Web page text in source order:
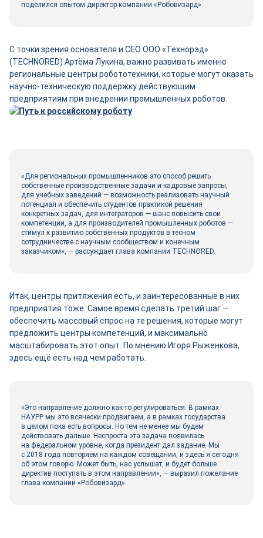
поделился опытом директор компании «Робовизард».
С точки зрения основателя и СЕО ООО «Технорэд»
(TECHNORED) Артёма Лукина, важно развивать именно
региональные центры робототехники, которые могут оказать
научно-­техническую поддержку действующим
предприятиям при внедрении промышленных роботов.
«Для региональных промышленников это способ решить
собственные производственные задачи и кадровые запросы,
для учебных заведений — возможность реализовать научный
потенциал и обеспечить студентов практикой решения
конкретных задач, для интеграторов — шанс повысить свои
компетенции, а для производителей промышленных роботов —
стимул к развитию собственных продуктов в тесном
сотрудничестве с научным сообществом и конечным
заказчиком», — рассуждает глава компании TECHNORED.
Итак, центры притяжения есть, и заинтересованные в них
предприятия тоже. Самое время сделать третий шаг —
обеспечить массовый спрос на те решения, которые могут
предложить центры компетенций, и максимально
масштабировать этот опыт. По мнению Игоря Рыженкова,
здесь ещё есть над чем работать.
«Это направление должно как‑то регулироваться. В рамках
НАУРР мы это всячески продвигаем, а в рамках государства
в целом пока есть вопросы. Но тем не менее мы будем
действовать дальше. Неспроста эта задача появилась
на федеральном уровне, когда президент дал задание. Мы
с 2018 года повторяем на каждом совещании, и здесь я сегодня
об этом говорю. Может быть, нас услышат, и будет больше
директив поступать в этом направлении», — выразил пожелание
глава компании «Робовизард».